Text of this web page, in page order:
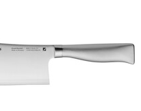
Нет в наличии